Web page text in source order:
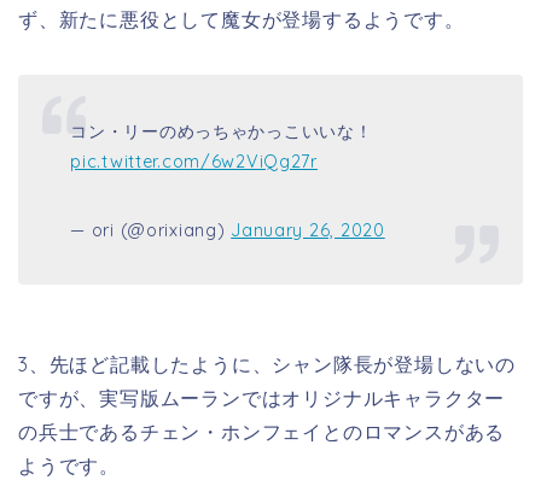
ず、新たに悪役として魔女が登場するようです。
コン・リーのめっちゃかっこいいな！
pic.twitter.com/6w2ViQg27r
— ori (@orixiang) January 26, 2020
3、先ほど記載したように、シャン隊長が登場しないの
ですが、実写版ムーランではオリジナルキャラクター
の兵士であるチェン・ホンフェイとのロマンスがある
ようです。